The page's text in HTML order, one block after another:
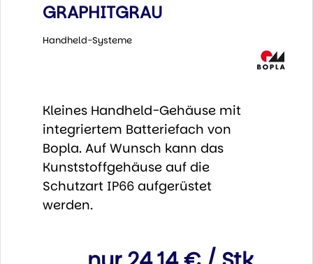
GRAPHITGRAU
Handheld-Systeme
Kleines Handheld-Gehäuse mit
integriertem Batteriefach von
Bopla. Auf Wunsch kann das
Kunststoffgehäuse auf die
Schutzart IP66 aufgerüstet
werden.